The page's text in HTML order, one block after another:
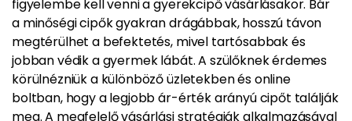
figyelembe kell venni a gyerekcipő vásárlásakor. Bár
a minőségi cipők gyakran drágábbak, hosszú távon
megtérülhet a befektetés, mivel tartósabbak és
jobban védik a gyermek lábát. A szülőknek érdemes
körülnézniük a különböző üzletekben és online
boltban, hogy a legjobb ár-érték arányú cipőt találják
meg. A megfelelő vásárlási stratégiák alkalmazásával